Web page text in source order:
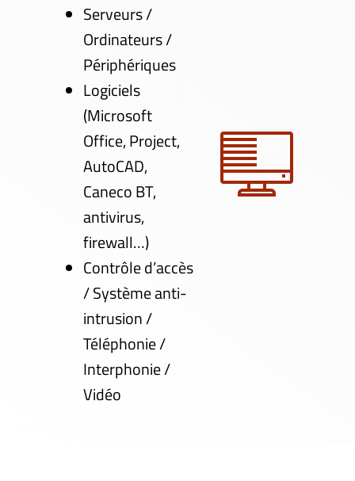
Serveurs /
Ordinateurs /
Périphériques
Logiciels
(Microsoft
Office, Project,
AutoCAD,
Caneco BT,
antivirus,
firewall…)
Contrôle d’accès
/ Système anti-
intrusion /
Téléphonie /
Interphonie /
Vidéo